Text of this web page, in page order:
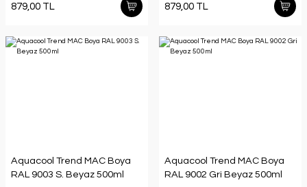
879,00 TL 879,00 TL
Aquacool Trend MAC Boya
RAL 9003 S. Beyaz 500ml
Aquacool Trend MAC Boya
RAL 9002 Gri Beyaz 500ml